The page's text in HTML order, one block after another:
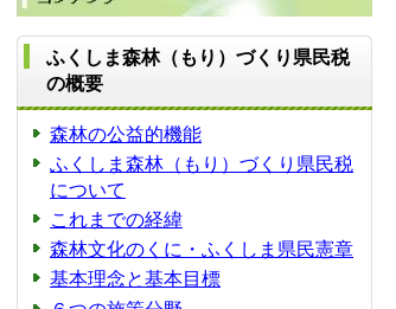
ふくしま森林（もり）づくり県民税
の概要
森林の公益的機能
ふくしま森林（もり）づくり県民税
について
これまでの経緯
森林文化のくに・ふくしま県民憲章
基本理念と基本目標